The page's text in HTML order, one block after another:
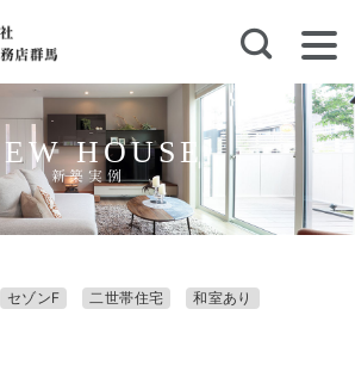
HOUSE
新築実例
セゾンF 二世帯住宅
和室あり